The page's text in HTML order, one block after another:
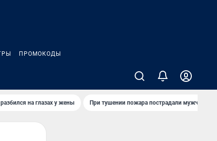
ПРОМОКОДЫ
на глазах у жены При тушении пожара пострадали мужчины